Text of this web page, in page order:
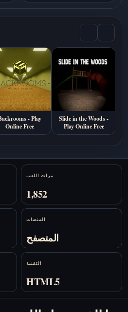
- Play
Online Free
Slide in the Woods -
Play Online Free
مرات اللعب
1,852
المنصات
المتصفح
التقنية
HTML5